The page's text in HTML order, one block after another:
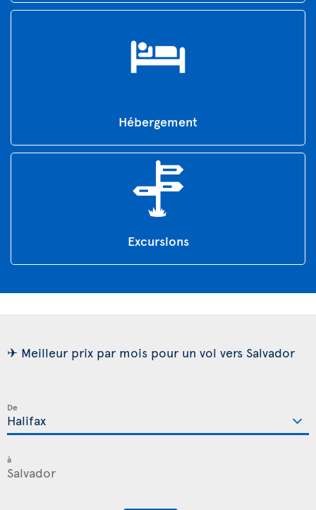
Hébergement
Excursions
✈ Meilleur prix par mois pour un vol vers Salvador
De
à